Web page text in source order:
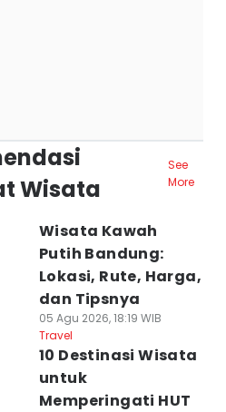
Wisata
See
More
Wisata Kawah
Putih Bandung:
Lokasi, Rute, Harga,
dan Tipsnya
05 Agu 2026, 18:19 WIB
Travel
10 Destinasi Wisata
untuk
Memperingati HUT